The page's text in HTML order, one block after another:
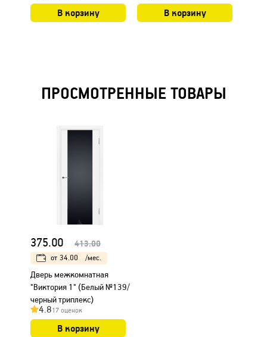
В корзину В корзину
ПРОСМОТРЕННЫЕ ТОВАРЫ
375.00 413.00
от 34.00 /мес.
Дверь межкомнатная
"Виктория 1" (Белый №139/
черный триплекс)
4.817 оценок
В корзину